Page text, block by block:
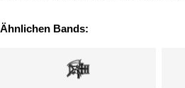
Ähnlichen Bands: